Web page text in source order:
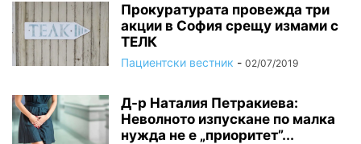
Прокуратурата провежда три
акции в София срещу измами с
ТЕЛК
Пациентски вестник - 02/07/2019
Д-р Наталия Петракиева:
Неволното изпускане по малка
нужда не е „приоритет”...